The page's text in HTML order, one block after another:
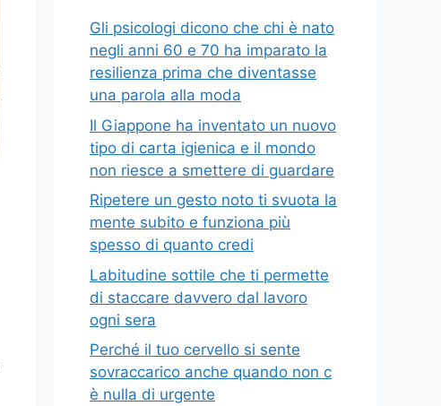
Gli psicologi dicono che chi è nato
negli anni 60 e 70 ha imparato la
resilienza prima che diventasse
una parola alla moda
Il Giappone ha inventato un nuovo
tipo di carta igienica e il mondo
non riesce a smettere di guardare
Ripetere un gesto noto ti svuota la
mente subito e funziona più
spesso di quanto credi
Labitudine sottile che ti permette
di staccare davvero dal lavoro
ogni sera
Perché il tuo cervello si sente
sovraccarico anche quando non c
è nulla di urgente